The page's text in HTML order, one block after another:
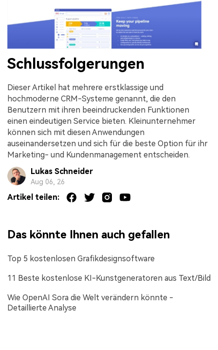
Schlussfolgerungen
Dieser Artikel hat mehrere erstklassige und
hochmoderne CRM-Systeme genannt, die den
Benutzern mit ihren beeindruckenden Funktionen
einen eindeutigen Service bieten. Kleinunternehmer
können sich mit diesen Anwendungen
auseinandersetzen und sich für die beste Option für ihr
Marketing- und Kundenmanagement entscheiden.
Lukas Schneider
Aug 06, 26
Artikel teilen:
Das könnte Ihnen auch gefallen
Top 5 kostenlosen Grafikdesignsoftware
11 Beste kostenlose KI-Kunstgeneratoren aus Text/Bild
Wie OpenAI Sora die Welt verändern könnte -
Detaillierte Analyse